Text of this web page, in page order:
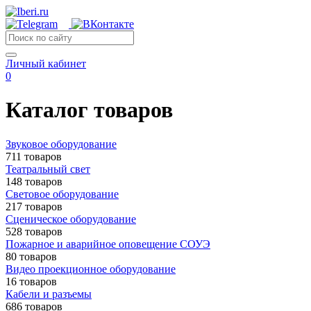
Личный кабинет
0
Каталог товаров
Звуковое оборудование
711 товаров
Театральный свет
148 товаров
Световое оборудование
217 товаров
Сценическое оборудование
528 товаров
Пожарное и аварийное оповещение СОУЭ
80 товаров
Видео проекционное оборудование
16 товаров
Кабели и разъемы
686 товаров